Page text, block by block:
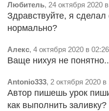
Любитель, 24 октября 2020
Здравствуйте, я
нормально?
Алекс, 4 октября 2020 в 02:26
Ваще нихуя не
Antonio333, 2 октября 2020 в
Автор пишешь урок
как выполнить